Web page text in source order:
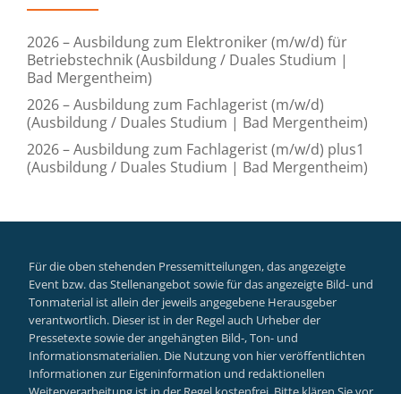
2026 – Ausbildung zum Elektroniker (m/w/d) für
Betriebstechnik (Ausbildung / Duales Studium |
Bad Mergentheim)
2026 – Ausbildung zum Fachlagerist (m/w/d)
(Ausbildung / Duales Studium | Bad Mergentheim)
2026 – Ausbildung zum Fachlagerist (m/w/d) plus1
(Ausbildung / Duales Studium | Bad Mergentheim)
Für die oben stehenden Pressemitteilungen, das angezeigte
Event bzw. das Stellenangebot sowie für das angezeigte Bild- und
Tonmaterial ist allein der jeweils angegebene Herausgeber
verantwortlich. Dieser ist in der Regel auch Urheber der
Pressetexte sowie der angehängten Bild-, Ton- und
Informationsmaterialien. Die Nutzung von hier veröffentlichten
Informationen zur Eigeninformation und redaktionellen